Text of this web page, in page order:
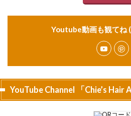
Youtube動画も観て
YouTube Channel 「Chie’s Hair